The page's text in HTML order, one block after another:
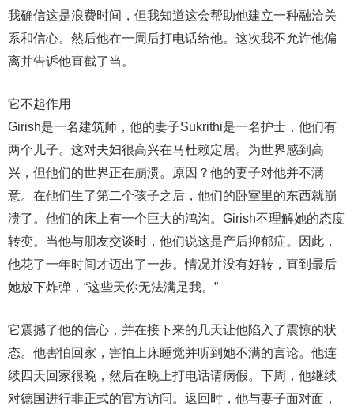
我确信这是浪费时间，但我知道这会帮助他建立一种融洽关
系和信心。然后他在一周后打电话给他。这次我不允许他偏
离并告诉他直截了当。
它不起作用
Girish是一名建筑师，他的妻子Sukrithi是一名护士，他们有
两个儿子。这对夫妇很高兴在马杜赖定居。为世界感到高
兴，但他们的世界正在崩溃。原因？他的妻子对他并不满
意。在他们生了第二个孩子之后，他们的卧室里的东西就崩
溃了。他们的床上有一个巨大的鸿沟。Girish不理解她的态度
转变。当他与朋友交谈时，他们说这是产后抑郁症。因此，
他花了一年时间才迈出了一步。情况并没有好转，直到最后
她放下炸弹，“这些天你无法满足我。”
它震撼了他的信心，并在接下来的几天让他陷入了震惊的状
态。他害怕回家，害怕上床睡觉并听到她不满的言论。他连
续四天回家很晚，然后在晚上打电话请病假。下周，他继续
对德国进行非正式的官方访问。返回时，他与妻子面对面，